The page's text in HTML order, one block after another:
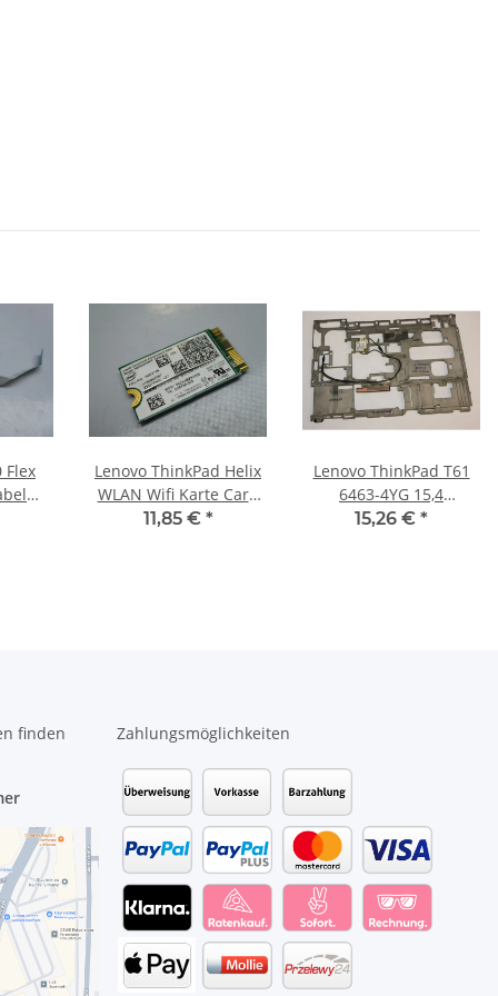
Flex
Lenovo ThinkPad Helix
WLAN Wifi Karte Card
04W3769 #3990
11,85 € *
Lenovo ThinkPad T61
6463-4YG 15,4
Mainboard Gerüst
15,26 € *
finden
Zahlungsmöglichkeiten